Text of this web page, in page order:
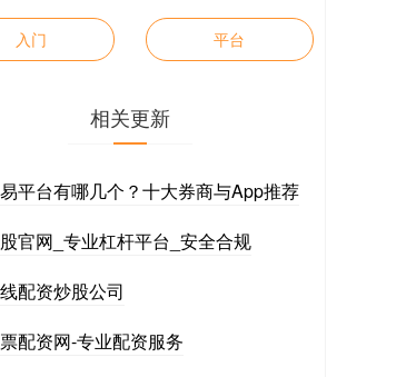
入门 平台
相关更新
平台有哪几个？十大券商与App推荐
官网_专业杠杆平台_安全合规
配资炒股公司
配资网-专业配资服务